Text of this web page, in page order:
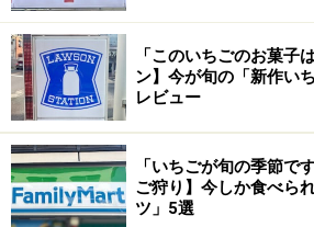
ひんやりとしたクリームの口どけがいい
生地は歯切れがよく、ふわっとし
リームはこっくりと濃厚な味わいで
るのでカスタードアイスのような印
くりと口の中で咀嚼すると、後味
られます。
「このいちごのお菓子
ン】今が旬の「新作い
レビュー
「いちごが旬の季節で
ご狩り】今しか食べら
ツ」5選